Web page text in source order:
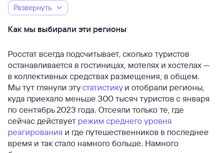
Развернуть
Как мы выбирали эти регионы
Росстат всегда подсчитывает, сколько туристов
останавливается в гостиницах, мотелях и хостелах —
в коллективных средствах размещения, в общем.
Мы тут глянули этустатистикуи отобрали регионы,
куда приехало меньше 300 тысяч туристов с января
по сентябрь 2023 года. Отсеяли только те, где
сейчас действует режим среднего уровня
реагирования и где путешественников в последнее
время и так стало намного больше. Намного